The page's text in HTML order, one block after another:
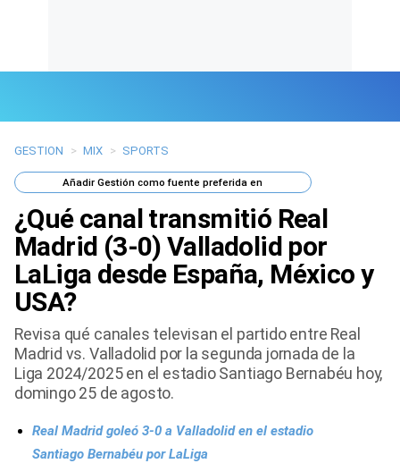
Últimas Noticias
Mi Bolsillo
Respuestas
Gente
Tendencias Mix
Sports
GESTION > MIX > SPORTS
AñadirGestión como fuente preferida en
¿Qué canal transmitió Real
Madrid (3-0) Valladolid por
LaLiga desde España, México y
USA?
Revisa qué canales televisan el partido entre Real
Madrid vs. Valladolid por la segunda jornada de la
Liga 2024/2025 en el estadio Santiago Bernabéu hoy,
domingo 25 de agosto.
Real Madrid goleó 3-0 a Valladolid en el estadio
Santiago Bernabéu por LaLiga